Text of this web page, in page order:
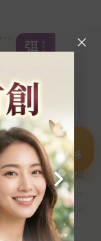
BALANCE
弭痘子凝露
安撫躁動不安
精準平衡膚況
滑動看更多